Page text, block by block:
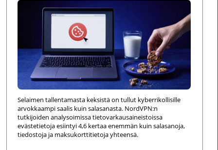
Selaimen tallentamasta keksistä on tullut kyberrikollisille
arvokkaampi saalis kuin salasanasta. NordVPN:n
tutkijoiden analysoimissa tietovarkausaineistoissa
evästetietoja esiintyi 4,6 kertaa enemmän kuin salasanoja,
tiedostoja ja maksukorttitietoja yhteensä.